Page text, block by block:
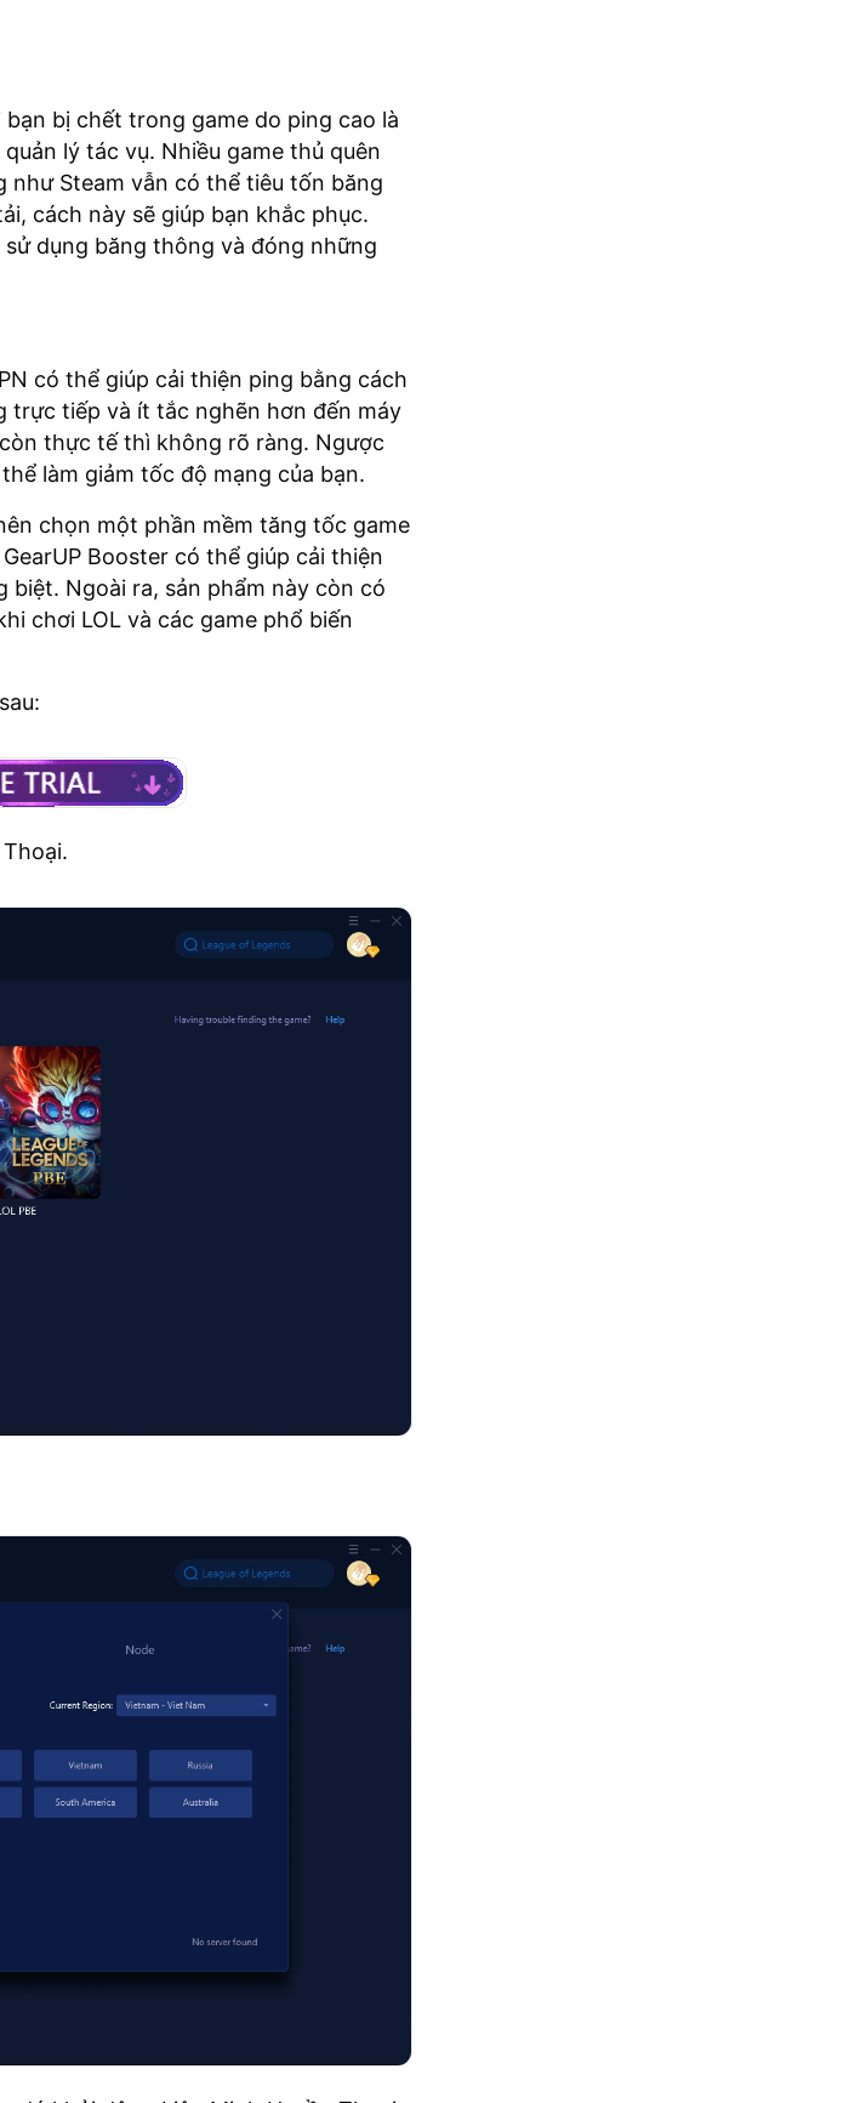
bị chết trong game do ping cao là
lý tác vụ. Nhiều game thủ quên
như Steam vẫn có thể tiêu tốn băng
cách này sẽ giúp bạn khắc phục.
dụng băng thông và đóng những
có thể giúp cải thiện ping bằng cách
trực tiếp và ít tắc nghẽn hơn đến máy
thực tế thì không rõ ràng. Ngược
làm giảm tốc độ mạng của bạn.
chọn một phần mềm tăng tốc game
GearUP Booster có thể giúp cải thiện
Ngoài ra, sản phẩm này còn có
chơi LOL và các game phổ biến